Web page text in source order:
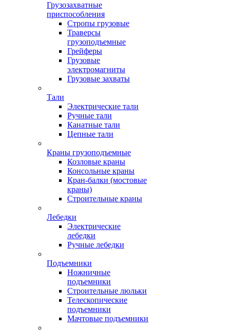
Грузозахватные
приспособления
Стропы грузовые
Траверсы
грузоподъемные
Грейферы
Грузовые
электромагниты
Грузовые захваты
Тали
Электрические тали
Ручные тали
Канатные тали
Цепные тали
Краны грузоподъемные
Козловые краны
Консольные краны
Кран-балки (мостовые
краны)
Строительные краны
Лебедки
Электрические
лебедки
Ручные лебедки
Подъемники
Ножничные
подъемники
Строительные люльки
Телескопические
подъемники
Мачтовые подъемники